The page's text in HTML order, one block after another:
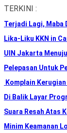
Skip
the
content
TERKINI :
Terjadi Lagi,
Lika-Liku KKN in
UIN Jakarta
Pelepasan Untuk
Komplain
Di Balik Layar
Suara Resah Atas
Minim Keamanan